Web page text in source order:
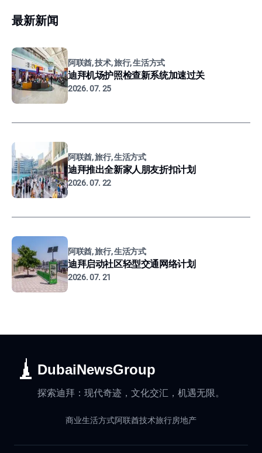
最新新闻
阿联酋, 技术, 旅行, 生活方式
迪拜机场护照检查新系统加速过关
2026. 07. 25
阿联酋, 旅行, 生活方式
迪拜推出全新家人朋友折扣计划
2026. 07. 22
阿联酋, 旅行, 生活方式
迪拜启动社区轻型交通网络计划
2026. 07. 21
DubaiNewsGroup
探索迪拜：现代奇迹，文化交汇，机遇无限。
商业生活方式阿联酋技术旅行房地产